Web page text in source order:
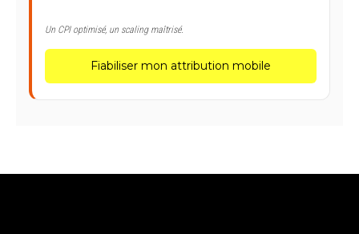
Un CPI optimisé, un scaling maîtrisé.
Fiabiliser mon attribution mobile